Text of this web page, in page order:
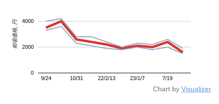
9/24 10/31 22/2/13 23/1/7 7/19
0
2000
4000
相場価格, 円
Chart by Visualizer